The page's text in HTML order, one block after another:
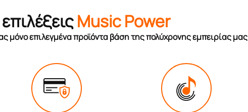
Music Power
μόνο επιλεγμένα προϊόντα βάση της πολύχρονης εμπειρίας μας